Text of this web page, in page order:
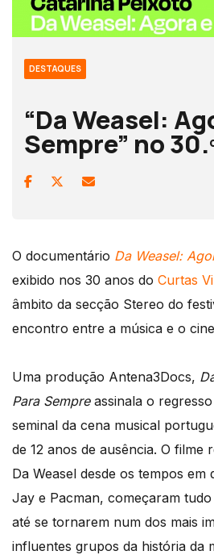
DESTAQUES
“Da Weasel:
Sempre” no
O documentário Da Weasel:
exibido nos 30 anos do Curtas
âmbito da secção Stereo do
encontro entre a música e o
Uma produção Antena3Docs,
Para Sempreassinala o
seminal da cena musical
de 12 anos de ausência. O filme
Da Weasel desde os tempos
Jay e Pacman, começaram
até se tornarem num dos mais
influentes grupos da história da